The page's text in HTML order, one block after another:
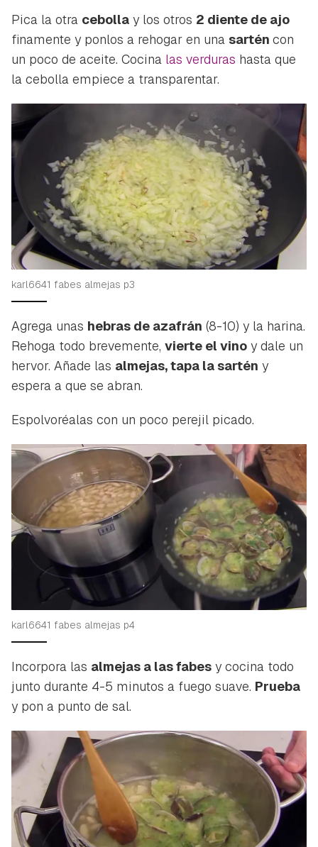
Pica la otra cebolla y los otros 2 diente de ajo
finamente y ponlos a rehogar en una sartén con
un poco de aceite. Cocina las verduras hasta que
la cebolla empiece a transparentar.
karl6641 fabes almejas p3
Agrega unas hebras de azafrán (8-10) y la harina.
Rehoga todo brevemente, vierte el vino y dale un
hervor. Añade las almejas, tapa la sartén y
espera a que se abran.
Espolvoréalas con un poco perejil picado.
karl6641 fabes almejas p4
Incorpora las almejas a las fabes y cocina todo
junto durante 4-5 minutos a fuego suave. Prueba
y pon a punto de sal.